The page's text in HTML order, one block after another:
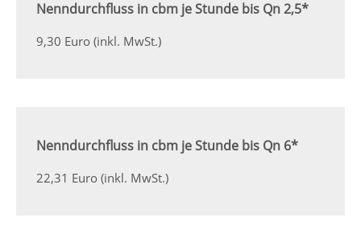
Nenndurchfluss in cbm je Stunde bis Qn 2,5*
9,30 Euro (inkl. MwSt.)
Nenndurchfluss in cbm je Stunde bis Qn 6*
22,31 Euro (inkl. MwSt.)